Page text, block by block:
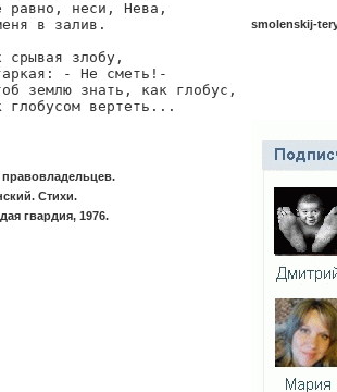
равно, неси, Нева,
в залив.
срывая злобу,
- Не сметь!-
землю знать, как глобус,
глобусом вертеть...
Стихи.
гвардия, 1976.
smolenskij-